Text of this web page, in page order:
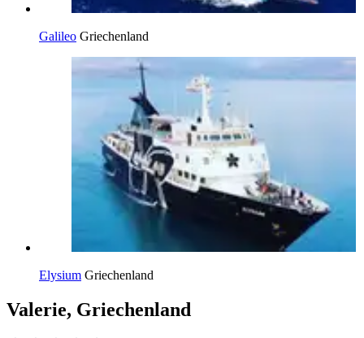
Galileo Griechenland
Elysium Griechenland
Valerie, Griechenland